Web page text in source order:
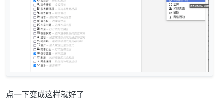
点一下变成这样就好了